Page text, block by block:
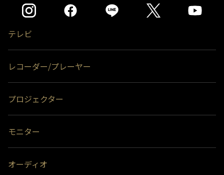
テレビ
レコーダー/プレーヤー
プロジェクター
モニター
オーディオ